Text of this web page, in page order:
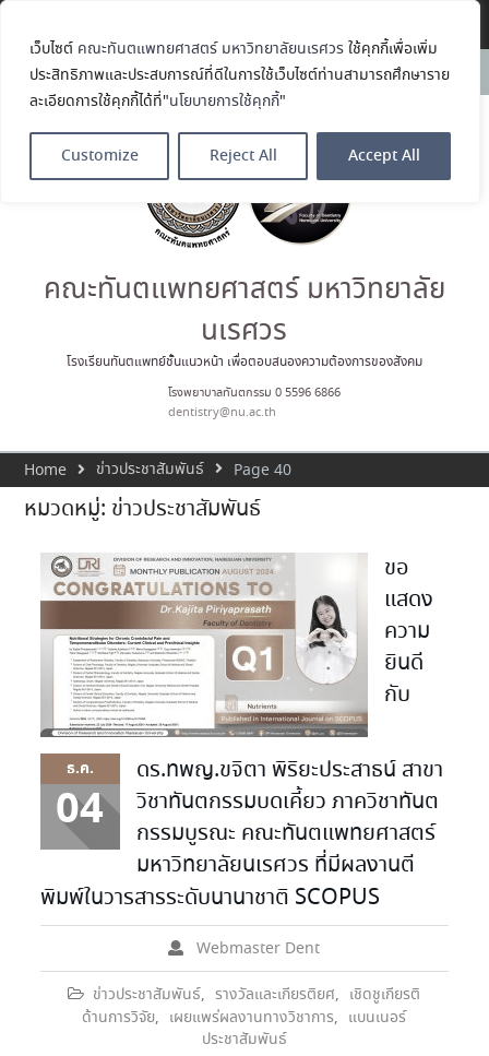
เว็บไซต์ คณะทันตแพทยศาสตร์ มหาวิทยาลัยนเรศวร ใช้คุกกี้เพื่อเพิ่ม
ประสิทธิภาพและประสบการณ์ที่ดีในการใช้เว็บไซต์ท่านสามารถศึกษาราย
ละเอียดการใช้คุกกี้ได้ที่"นโยบายการใช้คุกกี้"
Customize Reject All Accept All
News:
คณะทันตแพทยศาสตร์
มหาวิทยาลัยนเรศวร ร่วมออกบูธ
ประชาสัมพันธ์ หลักสูตรทันตแพทย
ประกาศนียบัตรผู้ช่วยทันตแพทย์
ในโครงการ Open House 2026
ตน ค้นหาตัวเอง
ประกาศคณะทันตแพทยศาสตร์
มหาวิทยาลัยนเรศวร เรื่อง ผู้ผ่าน
การสอบแข่งขันเข้าเป็นพนักงาน
ราชการ (เงินรายได้) ตำแหน่ง ผู้
ประมวลภาพบรรยากาศกิจกรรม
Dent Connect Board Game
2569 ณ คณะทันแพทยศาสตร์
คณะทันตแพทยศาสตร์ มหาวิทยาลัย
นเรศวร
โรงเรียนทันตแพทย์ชั้นแนวหน้า เพื่อตอบสนองความต้องการของสังคม
โรงพยาบาลทันตกรรม 0 5596 6866
dentistry@nu.ac.th
Home ข่าวประชาสัมพันธ์ Page 40
หมวดหมู่: ข่าวประชาสัมพันธ์
ธ.ค.
04
ขอ
แสดง
ความ
ยินดี
กับ
ดร.ทพญ.ขจิตา พิริยะประสาธน์ สาขา
วิชาทันตกรรมบดเคี้ยว ภาควิชาทันต
กรรมบูรณะ คณะทันตแพทยศาสตร์
มหาวิทยาลัยนเรศวร ที่มีผลงานตี
พิมพ์ในวารสารระดับนานาชาติ SCOPUS
Webmaster Dent
ข่าวประชาสัมพันธ์, รางวัลและเกียรติยศ, เชิดชูเกียรติ
ด้านการวิจัย, เผยแพร่ผลงานทางวิชาการ, แบนเนอร์
ประชาสัมพันธ์